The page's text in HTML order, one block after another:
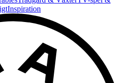
Inspiration